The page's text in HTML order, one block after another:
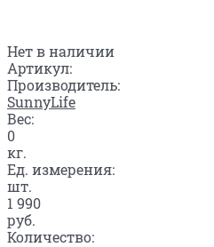
Нет в наличии
Артикул:
Производитель:
SunnyLife
Вес:
0
кг.
Ед. измерения:
шт.
1 990
руб.
Количество: